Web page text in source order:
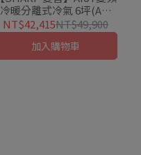
冷暖分離式冷氣 6坪(AE-
40ZAMH/AY-40ZAMH-W)
NT$42,415NT$49,900
加入購物車